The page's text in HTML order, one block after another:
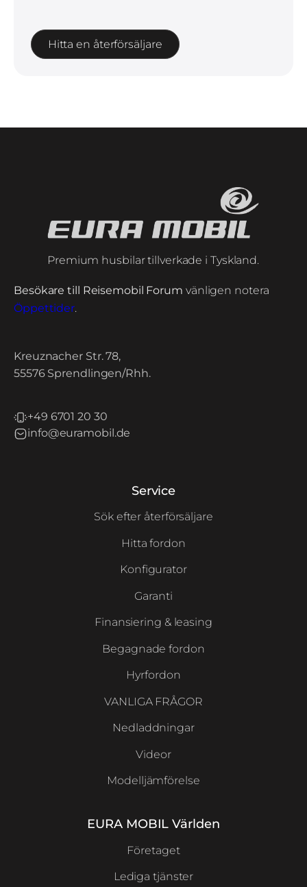
Hitta en återförsäljare
Premium husbilar tillverkade i Tyskland.
Besökare till Reisemobil Forum vänligen notera
Öppettider.
Kreuznacher Str. 78,
55576 Sprendlingen/Rhh.
+49 6701 20 30
info@euramobil.de
Service
Sök efter återförsäljare
Hitta fordon
Konfigurator
Garanti
Finansiering & leasing
Begagnade fordon
Hyrfordon
VANLIGA FRÅGOR
Nedladdningar
Videor
Modelljämförelse
EURA MOBIL Världen
Företaget
Lediga tjänster